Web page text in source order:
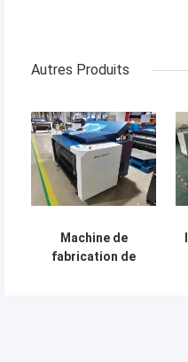
Autres Produits
Machine de
fabrication de